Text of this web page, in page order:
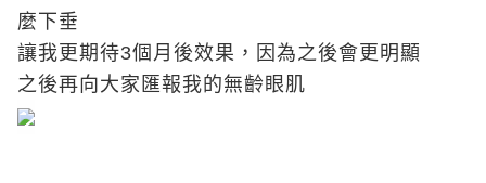
麼下垂
讓我更期待3個月後效果，因為之後會更明顯
之後再向大家匯報我的無齡眼肌